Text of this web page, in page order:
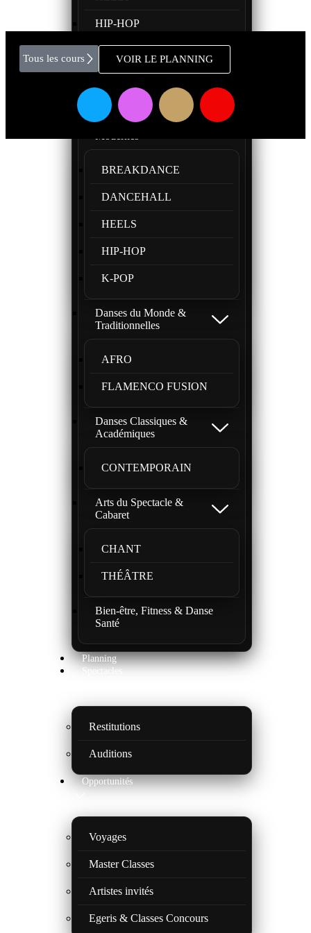
HIP-HOP
THÉÂTRE
Tous les cours
Danses Urbaines &
BREAKDANCE
DANCEHALL
HEELS
HIP-HOP
K-POP
Danses du Monde &
Traditionnelles
AFRO
FLAMENCO FUSION
Danses Classiques &
Académiques
CONTEMPORAIN
Arts du Spectacle &
Cabaret
CHANT
THÉÂTRE
Bien-être, Fitness & Danse
Santé
Planning
Spectacles
Restitutions
Auditions
Opportunités
Voyages
Master Classes
Artistes invités
Egeris & Classes Concours
Tous les cours VOIR LE PLANNING